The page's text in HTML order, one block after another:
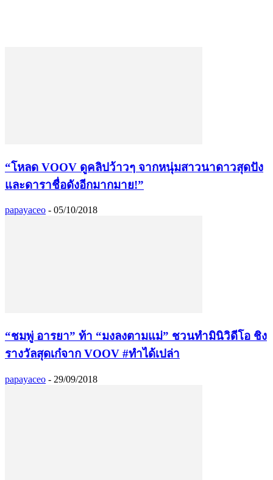
“โหลด VOOV ดูคลิปว้าวๆ จากหนุ่มสาวนาดาวสุดปัง
และดาราชื่อดังอีกมากมาย!”
papayaceo - 05/10/2018
“ชมพู่ อารยา” ท้า “มงลงตามแม่” ชวนทำมินิวิดีโอ ชิง
รางวัลสุดเก๋จาก VOOV #ทำได้เปล่า
papayaceo - 29/09/2018